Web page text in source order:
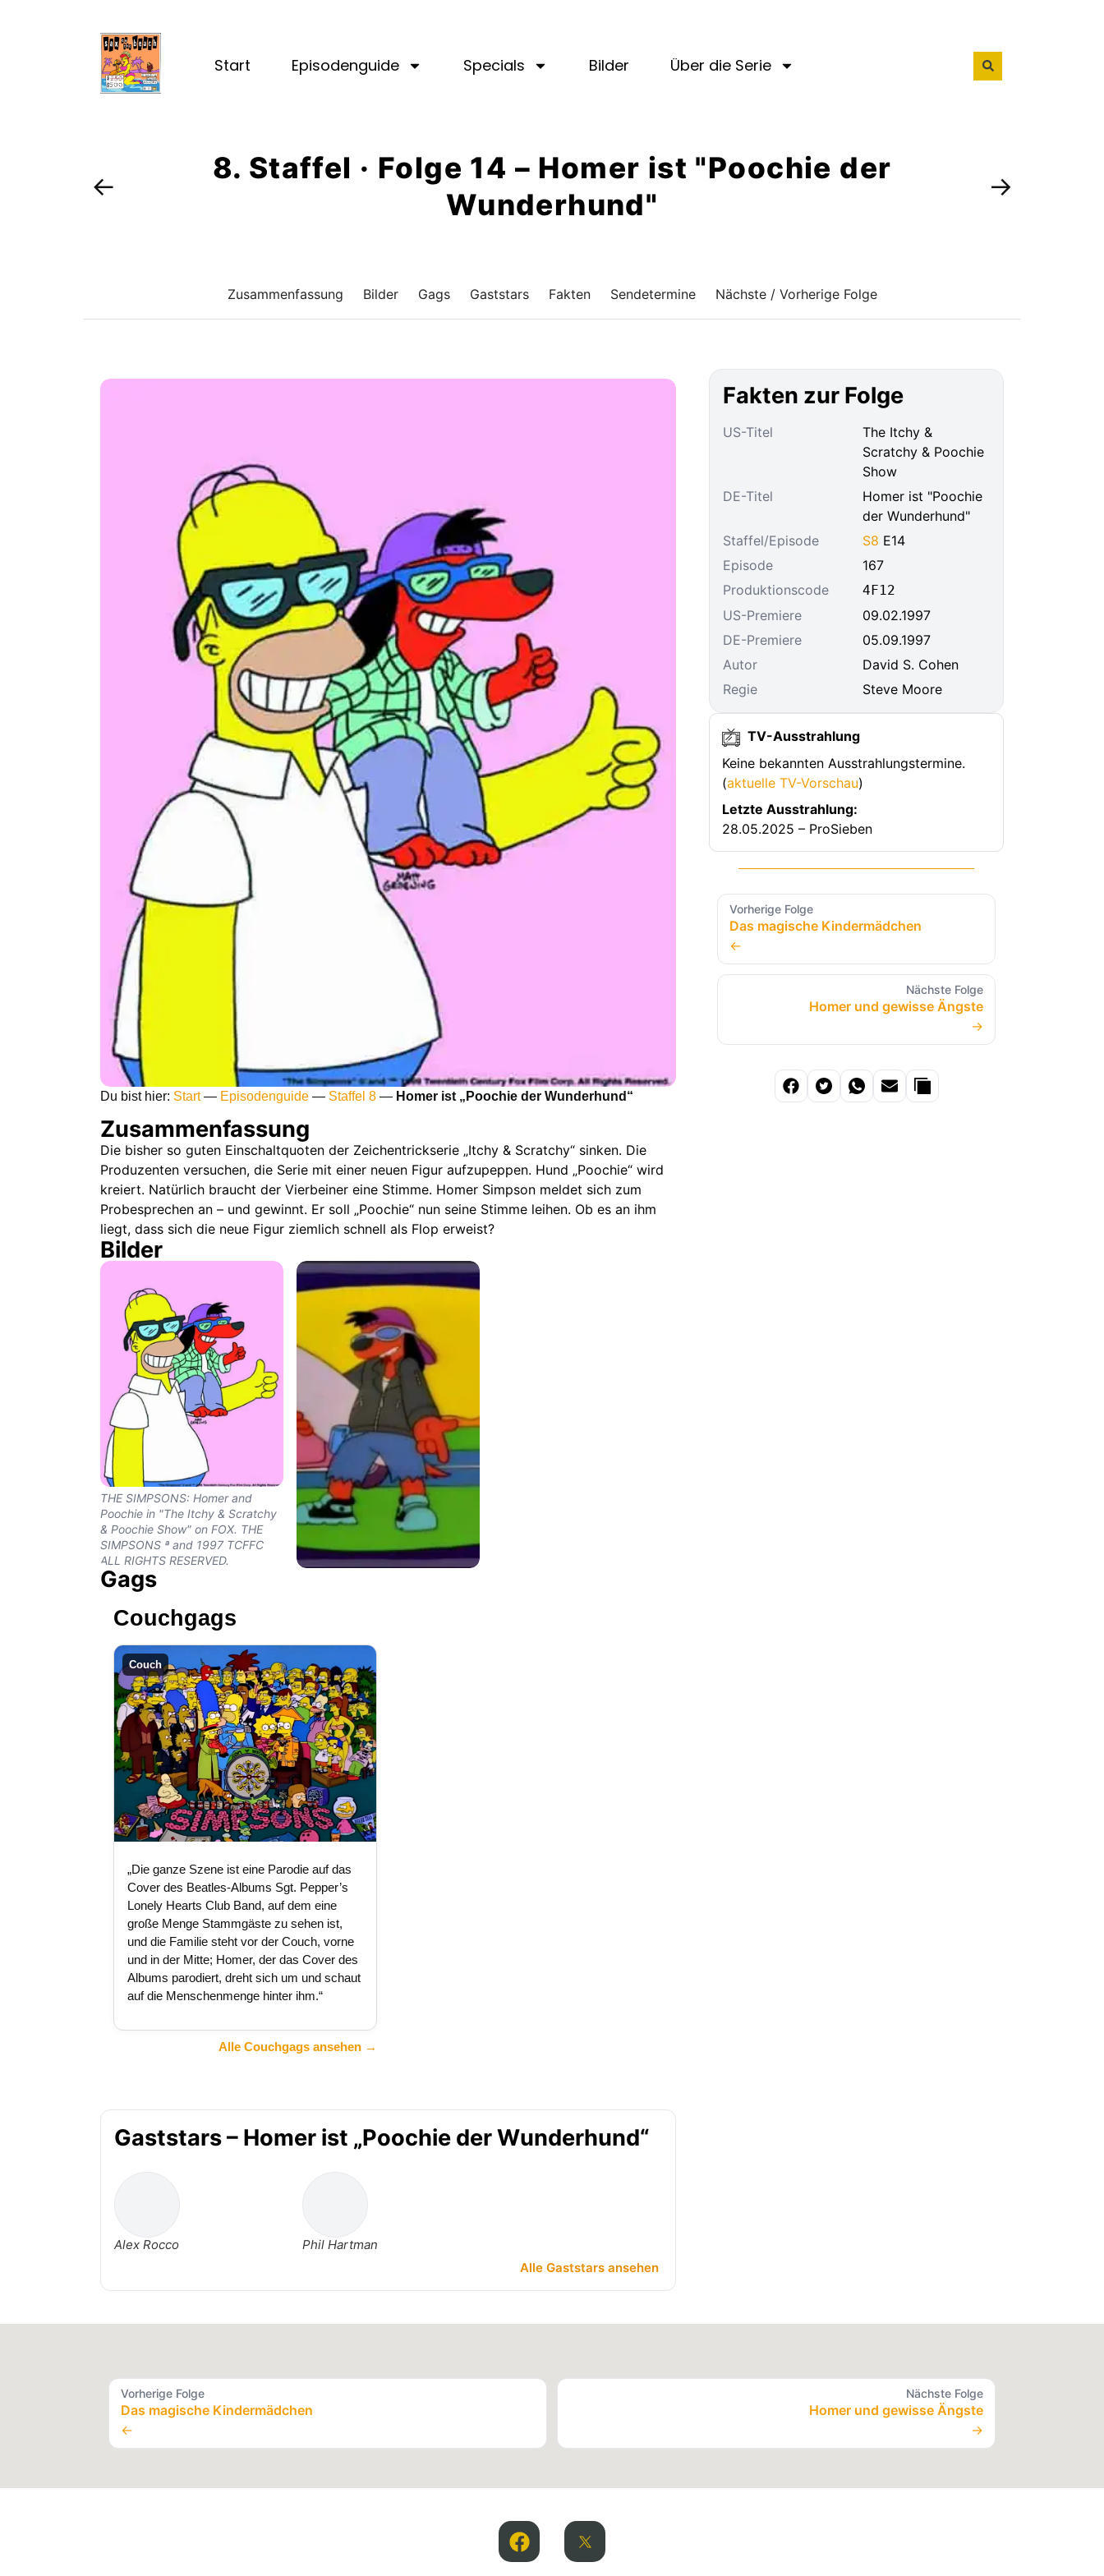
Start Episodenguide Specials Bilder Über die Serie
←
8. Staffel · Folge 14 – Homer ist "Poochie der
Wunderhund"
→
Zusammenfassung Bilder Gags Gaststars Fakten Sendetermine Nächste / Vorherige Folge
Du bist hier: Start— Episodenguide — Staffel 8 — Homer ist „Poochie der Wunderhund“
Zusammenfassung
Die bisher so guten Einschaltquoten der Zeichentrickserie „Itchy & Scratchy“ sinken. Die
Produzenten versuchen, die Serie mit einer neuen Figur aufzupeppen. Hund „Poochie“ wird
kreiert. Natürlich braucht der Vierbeiner eine Stimme. Homer Simpson meldet sich zum
Probesprechen an – und gewinnt. Er soll „Poochie“ nun seine Stimme leihen. Ob es an ihm
liegt, dass sich die neue Figur ziemlich schnell als Flop erweist?
Bilder
THE SIMPSONS: Homer and
Poochie in "The Itchy & Scratchy
& Poochie Show" on FOX. THE
SIMPSONS ª and 1997 TCFFC
ALL RIGHTS RESERVED.
Gags
Couchgags
Couch
„Die ganze Szene ist eine Parodie auf das
Cover des Beatles-Albums Sgt. Pepper’s
Lonely Hearts Club Band, auf dem eine
große Menge Stammgäste zu sehen ist,
und die Familie steht vor der Couch, vorne
und in der Mitte; Homer, der das Cover des
Albums parodiert, dreht sich um und schaut
auf die Menschenmenge hinter ihm.“
Alle Couchgags ansehen →
Gaststars – Homer ist „Poochie der Wunderhund“
Alex Rocco
Phil Hartman
Alle Gaststars ansehen
Fakten zur Folge
US-Titel
The Itchy &
Scratchy & Poochie
Show
DE-Titel
Homer ist "Poochie
der Wunderhund"
Staffel/Episode
S8 E14
Episode
167
Produktionscode
4F12
US-Premiere
09.02.1997
DE-Premiere
05.09.1997
Autor
David S. Cohen
Regie
Steve Moore
TV-Ausstrahlung
Keine bekannten Ausstrahlungstermine.
(aktuelle TV-Vorschau)
Letzte Ausstrahlung:
28.05.2025 – ProSieben
Vorherige Folge
Das magische Kindermädchen
←
Nächste Folge
Homer und gewisse Ängste
→
Vorherige Folge
Das magische Kindermädchen
←
Nächste Folge
Homer und gewisse Ängste
→